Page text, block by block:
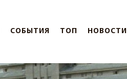
СОБЫТИЯ ТОП НОВОСТИ